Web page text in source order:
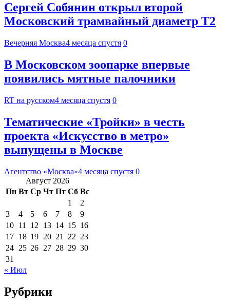
Сергей Собянин открыл второй
Московский трамвайный диаметр Т2
Вечерняя Москва4 месяца спустя 0
В Московском зоопарке впервые
появились мятные палочники
RT на русском4 месяца спустя 0
Тематические «Тройки» в честь
проекта «Искусство в метро»
выпущены в Москве
Агентство «Москва»4 месяца спустя 0
Август 2026
Пн Вт Ср Чт Пт Сб Вс
1
2
3
4 5 6 7 8
9
10 11 12 13 14 15 16
17 18 19 20 21 22 23
24 25 26 27 28 29 30
31
« Июл
Рубрики